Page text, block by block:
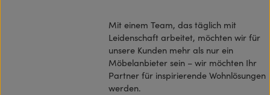
Mit einem Team, das täglich mit
Leidenschaft arbeitet, möchten wir für
unsere Kunden mehr als nur ein
Möbelanbieter sein – wir möchten Ihr
Partner für inspirierende Wohnlösungen
werden.